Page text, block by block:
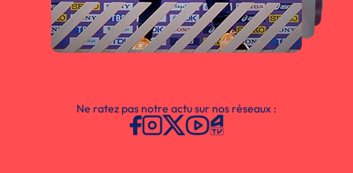
Ne ratez pas notre actu sur nos réseaux :